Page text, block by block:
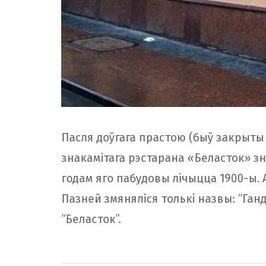
Пасля доўгага прастою (быў
знакамітага рэстарана «Беласток»
годам яго пабудовы лічыцца 1900-ы.
Пазней змяняліся толькі назвы:
“Беласток”.